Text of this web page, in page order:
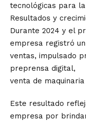
tecnológicas para
Resultados y
Durante 2024 y el
empresa registró
ventas, impulsado
preprensa digital,
venta de
Este resultado
empresa por